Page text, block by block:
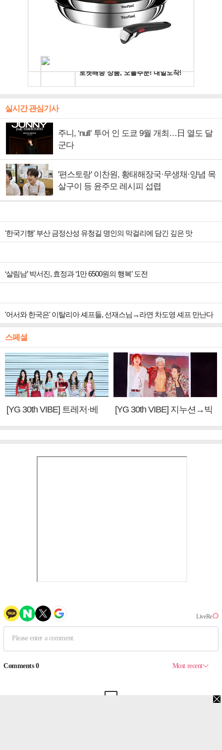
실시간 관심기사
주니, ‘null’ 투어 인 도쿄 9월 개최…日 열도 달
군다
'편스토랑' 이찬원, 황태해장국·무생채·양념 목
살구이 등 윤주모 레시피 섭렵
'한국기행' 부산 금정산성 유청길 명인의 막걸리에 담긴 깊은 맛
‘살림남’ 박서진, 효정과 ‘1만 6500원의 행복’ 도전
'어서와 한국은' 이탈리아 셰프들, 선재스님→라연 차도영 셰프 만난다
스페셜
[YG 30th VIBE] 트레저·베
[YG 30th VIBE] 지누션→빅